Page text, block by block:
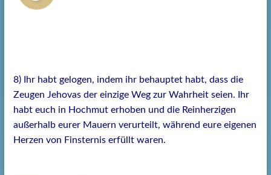
8) Ihr habt gelogen, indem ihr behauptet habt, dass die
Zeugen Jehovas der einzige Weg zur Wahrheit seien. Ihr
habt euch in Hochmut erhoben und die Reinherzigen
außerhalb eurer Mauern verurteilt, während eure eigenen
Herzen von Finsternis erfüllt waren.